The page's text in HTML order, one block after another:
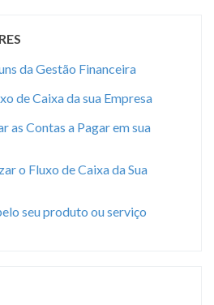
da Gestão Financeira
de Caixa da sua Empresa
as Contas a Pagar em sua
o Fluxo de Caixa da Sua
seu produto ou serviço